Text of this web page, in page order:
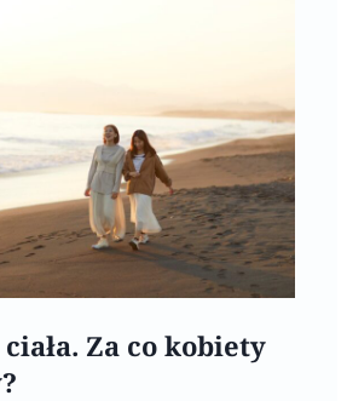
Za co kobiety